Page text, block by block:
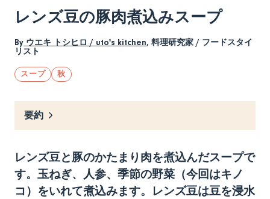
レンズ豆の豚肉煮込みスープ
By ウエキ トシヒロ / uto's kitchen, 料理研究家 / フードスタイ
リスト
スープ 秋
要約
レンズ豆と豚のかたまり肉を煮込んだスープで
す。玉ねぎ、人参、季節の野菜（今回はキノ
コ）をいれて煮込みます。レンズ豆は豆を浸水